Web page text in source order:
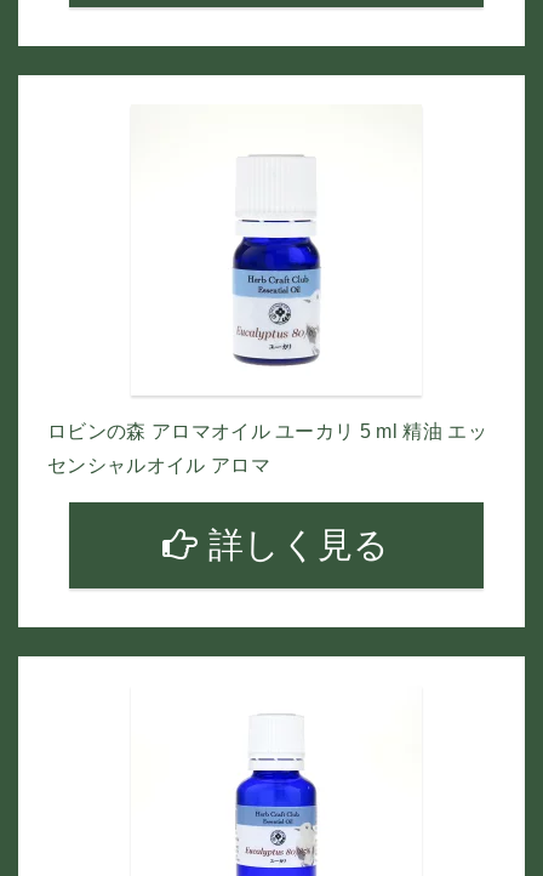
ロビンの森 アロマオイル ユーカリ 5 ml 精油 エッ
センシャルオイル アロマ
詳しく見る